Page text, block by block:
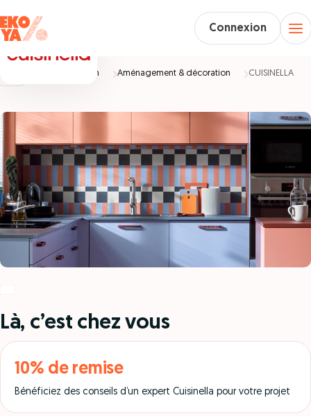
Connexion
Maison Aménagement & décoration CUISINELLA
Là, c’est chez vous
10% de remise
Bénéficiez des conseils d’un expert Cuisinella pour votre projet